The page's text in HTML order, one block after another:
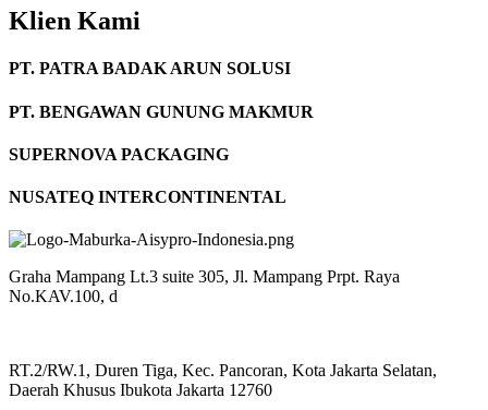
Klien Kami
PT. PATRA BADAK ARUN SOLUSI
PT. BENGAWAN GUNUNG MAKMUR
SUPERNOVA PACKAGING
NUSATEQ INTERCONTINENTAL
Graha Mampang Lt.3 suite 305, Jl. Mampang Prpt. Raya
No.KAV.100, d
RT.2/RW.1, Duren Tiga, Kec. Pancoran, Kota Jakarta Selatan,
Daerah Khusus Ibukota Jakarta 12760